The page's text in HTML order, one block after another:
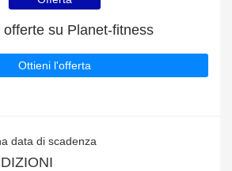
su Planet-fitness
Ottieni l'offerta
data di scadenza